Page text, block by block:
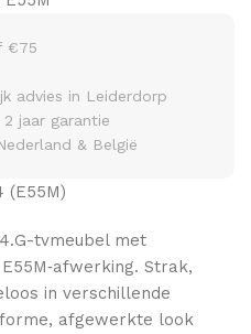
€75
advies in Leiderdorp
jaar garantie
& België
(E55M)
tvmeubel met
Strak,
in verschillende
afgewerkte look